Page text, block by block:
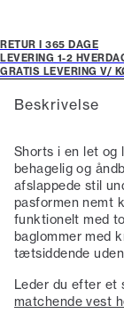
RETUR I 365 DAGE
LEVERING 1-2
GRATIS LEVERING V/
Beskrivelse
Shorts i en let og
behagelig og
afslappede stil
pasformen nemt
funktionelt med
baglommer med
tætsiddende
Leder du efter
matchende vest